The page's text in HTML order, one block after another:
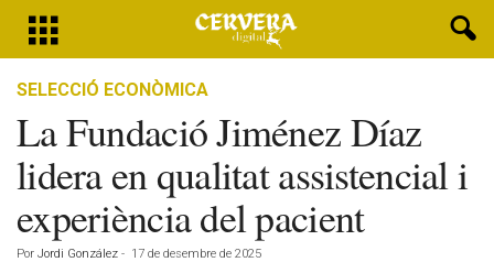
SELECCIÓ ECONÒMICA
La Fundació Jiménez Díaz
lidera en qualitat assistencial i
experiència del pacient
Por Jordi González - 17 de desembre de 2025